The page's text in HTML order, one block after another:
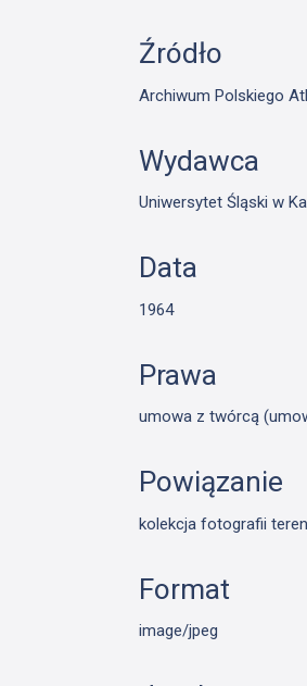
Źródło
Archiwum Polskiego
Wydawca
Uniwersytet Śląski w
Data
1964
Prawa
umowa z twórcą
Powiązanie
kolekcja fotografii
Format
image/jpeg